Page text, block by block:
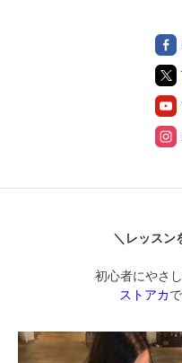
＼レッスン
初心者にやさ
ストアカ